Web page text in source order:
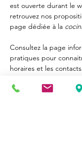
est ouverte durant le
retrouvez nos
page dédiée à la
Consultez la page
pratiques pour
horaires et les